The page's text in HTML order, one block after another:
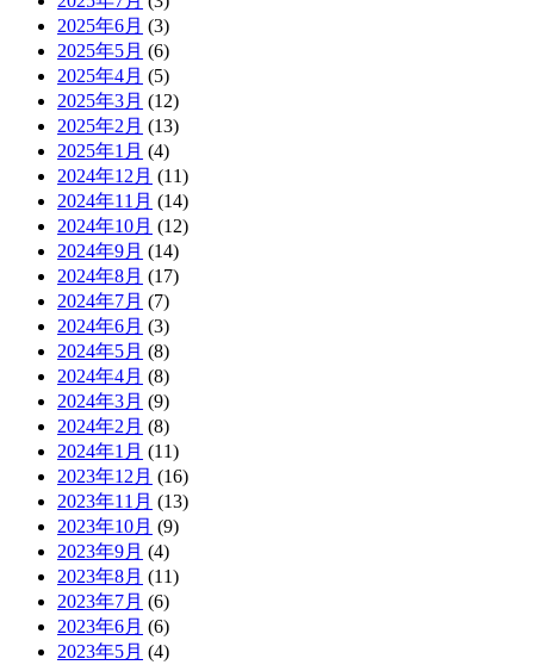
2025年6月 (3)
2025年5月 (6)
2025年4月 (5)
2025年3月 (12)
2025年2月 (13)
2025年1月 (4)
2024年12月 (11)
2024年11月 (14)
2024年10月 (12)
2024年9月 (14)
2024年8月 (17)
2024年7月 (7)
2024年6月 (3)
2024年5月 (8)
2024年4月 (8)
2024年3月 (9)
2024年2月 (8)
2024年1月 (11)
2023年12月 (16)
2023年11月 (13)
2023年10月 (9)
2023年9月 (4)
2023年8月 (11)
2023年7月 (6)
2023年6月 (6)
2023年5月 (4)